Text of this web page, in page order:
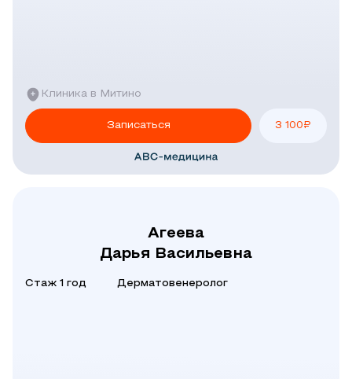
Клиника в Митино
Записаться 3 100₽
Агеева
Дарья Васильевна
Стаж 1 год Дерматовенеролог